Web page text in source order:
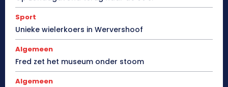
Sport
Unieke wielerkoers in Wervershoof
Algemeen
Fred zet het museum onder stoom
Algemeen